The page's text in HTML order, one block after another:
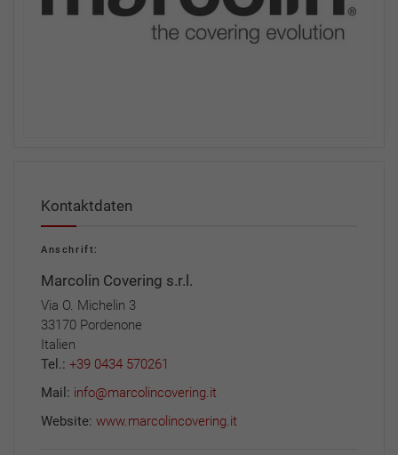
Kontaktdaten
Anschrift:
Marcolin Covering s.r.l.
Via O. Michelin 3
33170 Pordenone
Italien
Tel.: +39 0434 570261
Mail: info@marcolincovering.it
Website: www.marcolincovering.it